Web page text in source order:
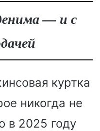
— и с
куртка
никогда не
в 2025 году